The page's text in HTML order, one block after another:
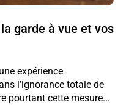
garde à vue et vos
expérience
l’ignorance totale de
pourtant cette mesure...